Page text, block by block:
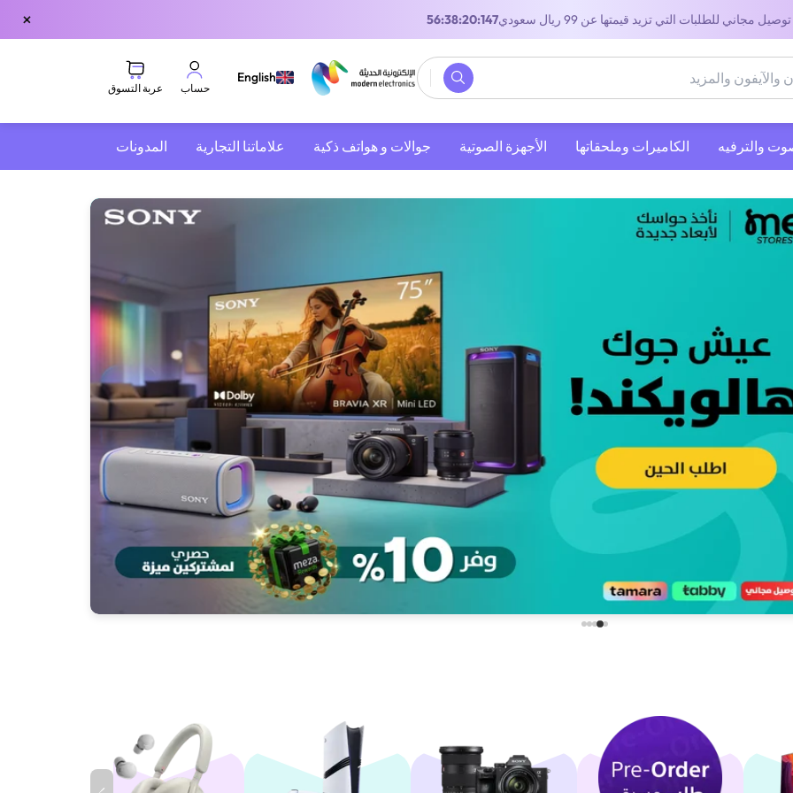
توصيل مجاني للطلبات التي تزيد قيمتها عن 99 ريال سعودي 55:38:20:147
×
English
حساب عربة التسوق
والترفيه ‫الكاميرات وملحقاتها‬ الأجهزة الصوتية جوالات و هواتف ذكية علاماتنا التجارية المدونات